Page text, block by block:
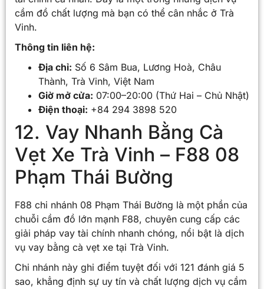
cầm đồ chất lượng mà bạn có thể cân nhắc ở Trà
Vinh.
Thông tin liên hệ:
Địa chỉ: Số 6 Sâm Bua, Lương Hoà, Châu
Thành, Trà Vinh, Việt Nam
Giờ mở cửa: 07:00–20:00 (Thứ Hai – Chủ Nhật)
Điện thoại: +84 294 3898 520
12. Vay Nhanh Bằng Cà
Vẹt Xe Trà Vinh – F88 08
Phạm Thái Bường
F88 chi nhánh 08 Phạm Thái Bường là một phần của
chuỗi cầm đồ lớn mạnh F88, chuyên cung cấp các
giải pháp vay tài chính nhanh chóng, nổi bật là dịch
vụ vay bằng cà vẹt xe tại Trà Vinh.
Chi nhánh này ghi điểm tuyệt đối với 121 đánh giá 5
sao, khẳng định sự uy tín và chất lượng dịch vụ cầm